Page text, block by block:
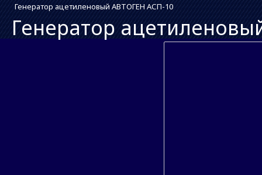
Генератор ацетиленовый АВТОГЕН АСП-10
Генератор